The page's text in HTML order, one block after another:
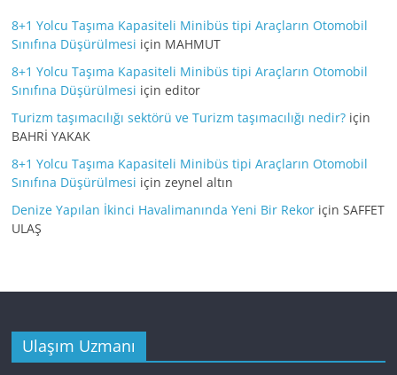
8+1 Yolcu Taşıma Kapasiteli Minibüs tipi Araçların Otomobil
Sınıfına Düşürülmesi için MAHMUT
8+1 Yolcu Taşıma Kapasiteli Minibüs tipi Araçların Otomobil
Sınıfına Düşürülmesi içineditor
Turizm taşımacılığı sektörü ve Turizm taşımacılığı nedir? için
BAHRİ YAKAK
8+1 Yolcu Taşıma Kapasiteli Minibüs tipi Araçların Otomobil
Sınıfına Düşürülmesi içinzeynel altın
Denize Yapılan İkinci Havalimanında Yeni Bir Rekor içinSAFFET
ULAŞ
Ulaşım Uzmanı